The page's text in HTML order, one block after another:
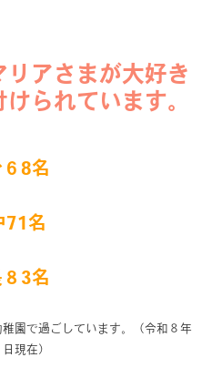
アさまが大好き
られています。
8名
71名
3名
園で過ごしています。（令和８年
現在）